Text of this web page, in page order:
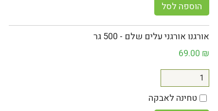
הוספה לסל
אורגנו אורגני עלים שלם - 500 גר
69.00 ₪
טחינה לאבקה